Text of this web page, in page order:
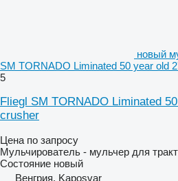
новый
SM TORNADO Liminated 50 year old
5
Fliegl SM TORNADO Liminated
crusher
Цена по запросу
Мульчирователь - мульчер для
Состояние новый
Венгрия, Kaposvar